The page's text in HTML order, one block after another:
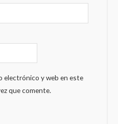
electrónico y web en este
que comente.